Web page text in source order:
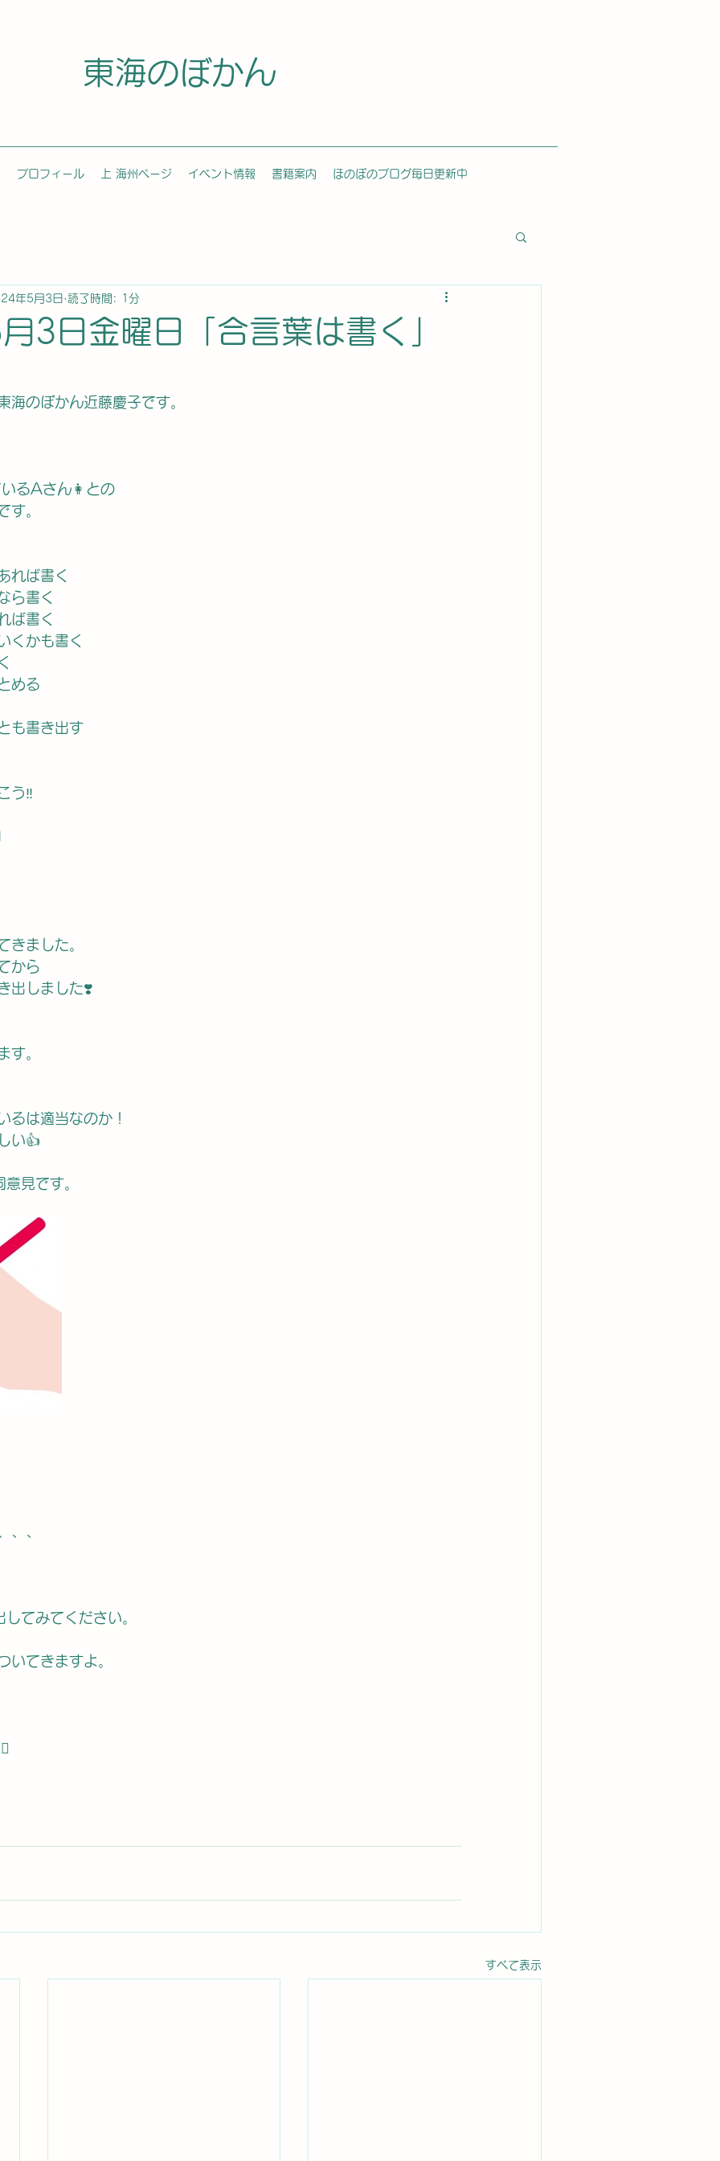
東海のぼかん
プロフィール 上 海州ページ イベント情報 書籍案内 ほのぼのブログ毎日更新中
3日金曜日「合言葉は書く」
年5月3日 読了時間: 1分
海のぼかん近藤慶子です。
るAさん👩との
す。
れば書く
ら書く
ば書く
くかも書く
める
も書き出す
う‼️
きました。
から
出しました❣️
す。
るは適当なのか！
い👍
見です。
てみてください。
いてきますよ。
すべて表示